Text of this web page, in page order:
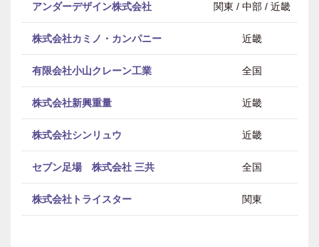
アンダーデザイン株式会社 関東 / 中部 / 近畿
株式会社カミノ・カンパニー 近畿
有限会社小山クレーン工業 全国
株式会社新興重量 近畿
株式会社シンリュウ 近畿
セブン足場 株式会社 三共 全国
株式会社トライスター 関東